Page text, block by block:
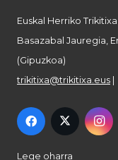
Euskal Herriko
Basazabal Jauregia,
(Gipuzkoa)
trikitixa@trikitixa.eus
Lege oharra